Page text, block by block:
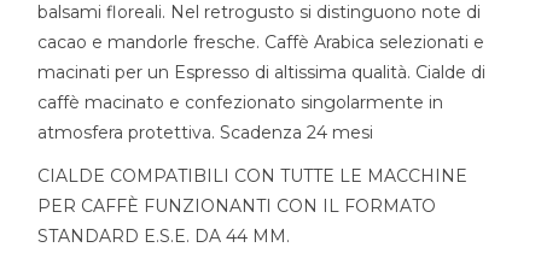
balsami floreali. Nel retrogusto si distinguono note di
cacao e mandorle fresche. Caffè Arabica selezionati e
macinati per un Espresso di altissima qualità. Cialde di
caffè macinato e confezionato singolarmente in
atmosfera protettiva. Scadenza 24 mesi
CIALDE COMPATIBILI CON TUTTE LE MACCHINE
PER CAFFÈ FUNZIONANTI CON IL FORMATO
STANDARD E.S.E. DA 44 MM.